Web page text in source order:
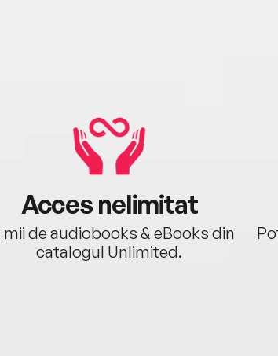
Acces nelimitat
mii de audiobooks & eBooks din
catalogul Unlimited.